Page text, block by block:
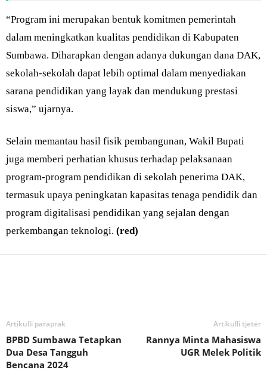
“Program ini merupakan bentuk komitmen pemerintah
dalam meningkatkan kualitas pendidikan di Kabupaten
Sumbawa. Diharapkan dengan adanya dukungan dana DAK,
sekolah-sekolah dapat lebih optimal dalam menyediakan
sarana pendidikan yang layak dan mendukung prestasi
siswa,” ujarnya.
Selain memantau hasil fisik pembangunan, Wakil Bupati
juga memberi perhatian khusus terhadap pelaksanaan
program-program pendidikan di sekolah penerima DAK,
termasuk upaya peningkatan kapasitas tenaga pendidik dan
program digitalisasi pendidikan yang sejalan dengan
perkembangan teknologi. (red)
Artikulli paraprak
BPBD Sumbawa Tetapkan
Dua Desa Tangguh
Bencana 2024
Artikulli tjetër
Rannya Minta Mahasiswa
UGR Melek Politik